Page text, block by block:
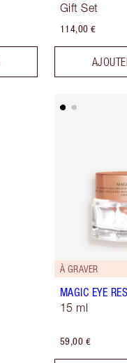
Gift Set
114,00 €
À GRAVER
MAGIC EYE
15 ml
59,00 €